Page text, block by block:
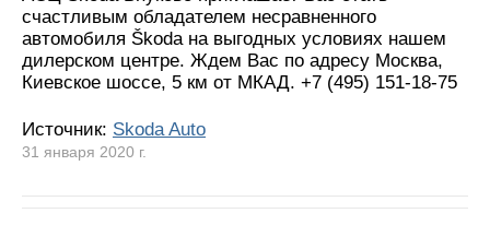
счастливым обладателем несравненного
автомобиля Škoda на выгодных условиях нашем
дилерском центре. Ждем Вас по адресу Москва,
Киевское шоссе, 5 км от МКАД. +7 (495) 151-18-75
Источник: Skoda Auto
31 января 2020 г.